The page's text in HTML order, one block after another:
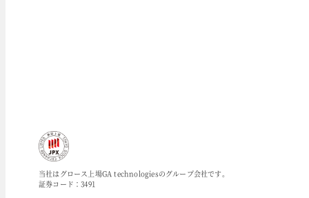
当社はグロース上場GA technologiesのグループ会社です。
証券コード：3491